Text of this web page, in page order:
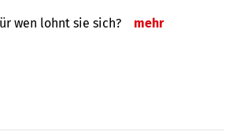
wen lohnt sie sich? mehr